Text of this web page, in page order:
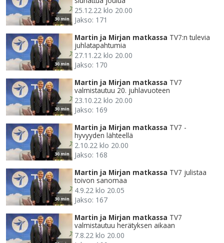
30 min
25.12.22 klo 20.00
Jakso: 171
30 min
Martin ja Mirjan matkassa TV7:n tulevia
juhlatapahtumia
27.11.22 klo 20.00
Jakso: 170
30 min
Martin ja Mirjan matkassa TV7
valmistautuu 20. juhlavuoteen
23.10.22 klo 20.00
Jakso: 169
30 min
Martin ja Mirjan matkassa TV7 -
hyvyyden lähteellä
2.10.22 klo 20.00
Jakso: 168
30 min
Martin ja Mirjan matkassa TV7 julistaa
toivon sanomaa
4.9.22 klo 20.05
Jakso: 167
Martin ja Mirjan matkassa TV7
valmistautuu herätyksen aikaan
7.8.22 klo 20.00